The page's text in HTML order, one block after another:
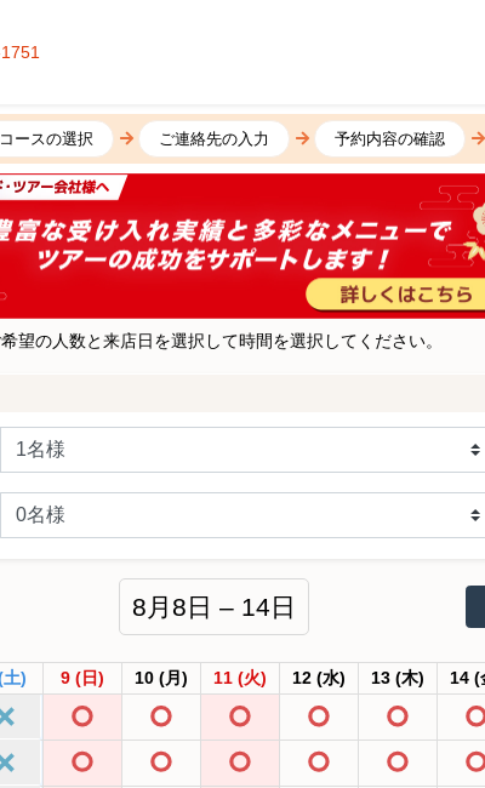
コースの選択 ご連絡先の入力 予約内容の確認
希望の人数と来店日を選択して時間を選択してください。
8月8日 – 14日
土) 9 (日) 10 (月) 11 (火) 12 (水) 13 (木) 14 (